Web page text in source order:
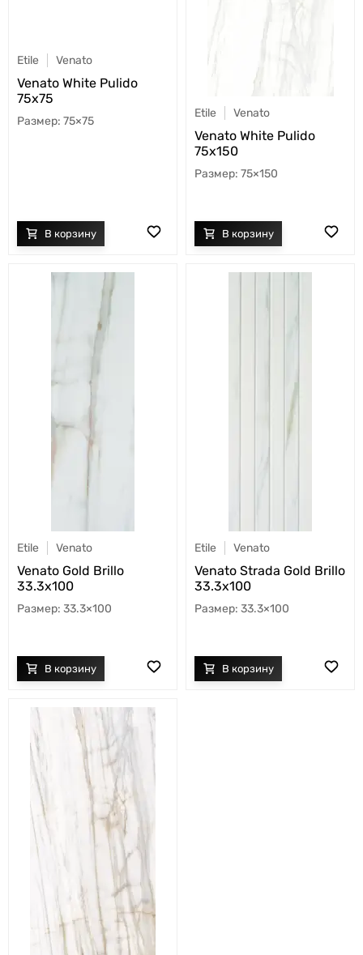
Etile Venato
Venato White Pulido
75x75
75×75
Etile Venato
Venato White Pulido
75x150
75×150
Etile Venato
Venato Gold Brillo
33.3x100
33.3×100
Etile Venato
Venato Strada Gold Brillo
33.3x100
33.3×100